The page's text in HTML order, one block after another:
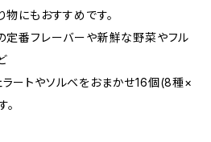
物にもおすすめです。
定番フレーバーや新鮮な野菜やフル
ートやソルベをおまかせ16個(8種×